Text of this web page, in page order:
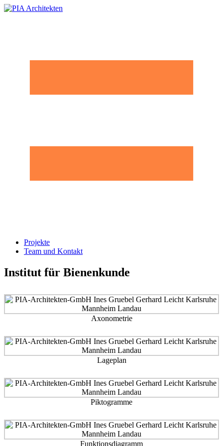
Projekte
Team und Kontakt
Institut für Bienenkunde
Axonometrie
Lageplan
Piktogramme
Funktionsdiagramm